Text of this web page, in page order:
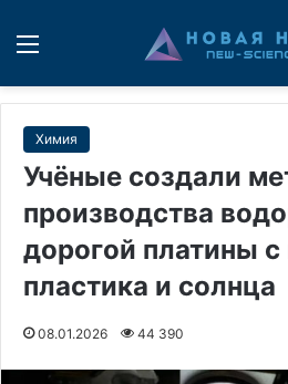
Химия
Учёные создали
производства
дорогой платины
пластика и солнца
08.01.2026 44 390